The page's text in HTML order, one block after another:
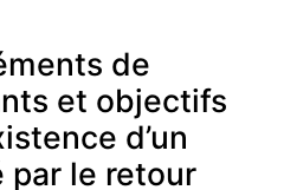
de
et objectifs
d’un
par le retour